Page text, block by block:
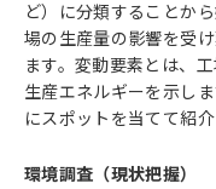
ど）に分類することか
場の生産量の影響を受
ます。変動要素とは、
生産エネルギーを示し
にスポットを当てて紹介
環境調査（現状把握）